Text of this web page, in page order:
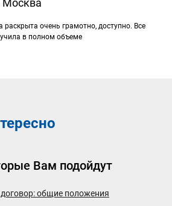
очень грамотно, доступно. Все
в полном объеме
Вам подойдут
общие положения